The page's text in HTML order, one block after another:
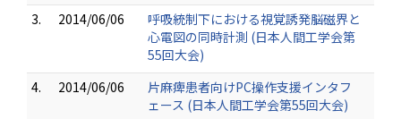
3.
2014/06/06
呼吸統制下における視覚誘発脳磁界と
心電図の同時計測 (日本人間工学会第
55回大会)
4.
2014/06/06
片麻痺患者向けPC操作支援インタフ
ェース (日本人間工学会第55回大会)